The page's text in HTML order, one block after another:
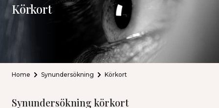
Körkort
Home Synundersökning Körkort
Synundersökning körkort